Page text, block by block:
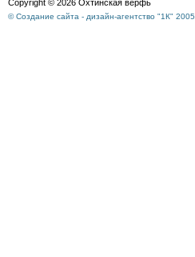
Copyright © 2026 Охтинская верфь
© Создание сайта - дизайн-агентство "1К" 2005